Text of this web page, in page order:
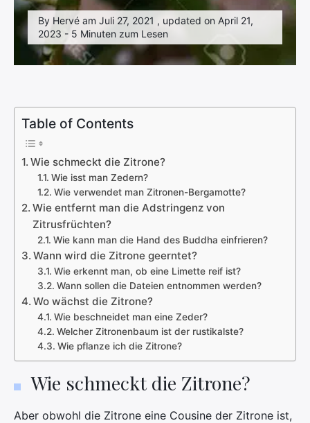
By Hervé am Juli 27, 2021 , updated on April 21,
2023 - 5 Minuten zum Lesen
Table of Contents
Wie schmeckt die Zitrone?
Wie isst man Zedern?
Wie verwendet man Zitronen-Bergamotte?
Wie entfernt man die Adstringenz von
Zitrusfrüchten?
Wie kann man die Hand des Buddha einfrieren?
Wann wird die Zitrone geerntet?
Wie erkennt man, ob eine Limette reif ist?
Wann sollen die Dateien entnommen werden?
Wo wächst die Zitrone?
Wie beschneidet man eine Zeder?
Welcher Zitronenbaum ist der rustikalste?
Wie pflanze ich die Zitrone?
Wie schmeckt die Zitrone?
Aber obwohl die Zitrone eine Cousine der Zitrone ist,